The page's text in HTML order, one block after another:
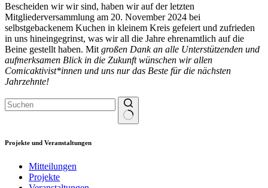
Bescheiden wir wir sind, haben wir auf der letzten
Mitgliederversammlung am 20. November 2024 bei
selbstgebackenem Kuchen in kleinem Kreis gefeiert und zufrieden
in uns hineingegrinst, was wir all die Jahre ehrenamtlich auf die
Beine gestellt haben. Mit großen Dank an alle Unterstützenden und
aufmerksamen Blick in die Zukunft wünschen wir allen
Comicaktivist*innen und uns nur das Beste für die nächsten
Jahrzehnte!
Ergebnisse
Projekte und Veranstaltungen
Mitteilungen
Projekte